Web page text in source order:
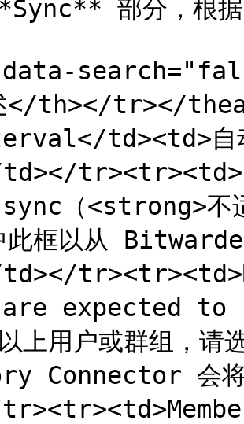
部分，根据
</th></tr></
td><td>自动
td></
（<strong>不
框以从
td></
expected to
上用户或群组，请
Connector 会将